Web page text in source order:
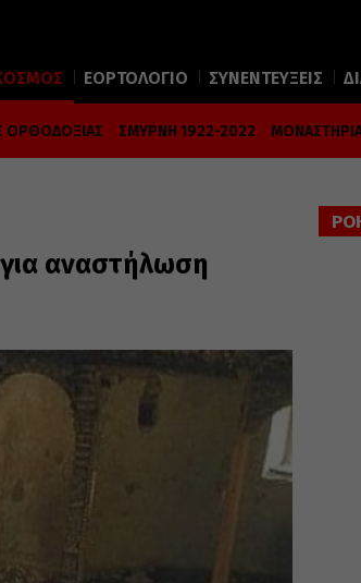
ΕΟΡΤΟΛΟΓΙΟ ΣΥΝΕΝΤΕΥΞΕΙΣ
ΟΡΘΟΔΟΞΙΑΣ ΣΜΥΡΝΗ 1922-2022
για αναστήλωση